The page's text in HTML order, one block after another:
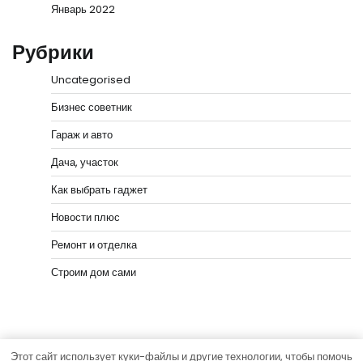
Январь 2022
Рубрики
Uncategorised
Бизнес советник
Гараж и авто
Дача, участок
Как выбрать гаджет
Новости плюс
Ремонт и отделка
Строим дом сами
Этот сайт использует куки-файлы и другие технологии, чтобы помочь